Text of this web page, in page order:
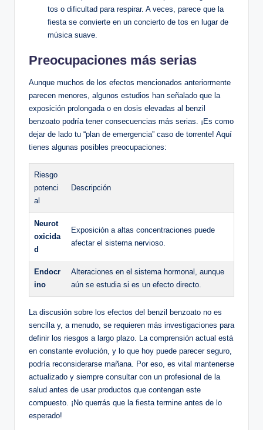
tos o dificultad para respirar. A veces, parece que la
fiesta ⁤se convierte en un​ concierto de tos⁤ en lugar de
música suave.
Preocupaciones más serias
Aunque muchos de los efectos mencionados anteriormente
parecen‍ menores, algunos estudios han​ señalado que la
exposición prolongada o en dosis elevadas al benzil
benzoato podría tener consecuencias más serias. ¡Es⁢ como
dejar de lado tu “plan de emergencia” caso de torrente! Aquí
tienes⁤ algunas posibles preocupaciones:
Riesgo
potenci
al
Descripción
Neurot
oxicida
d
Exposición a altas⁣ concentraciones puede
afectar el sistema nervioso.
Endocr
ino
Alteraciones en el sistema hormonal, aunque
aún se⁢ estudia si es un efecto directo.
La discusión ​sobre los efectos ⁤del benzil benzoato no es
sencilla y, a menudo, se requieren más ⁢investigaciones para
definir los ​riesgos a largo plazo. La comprensión actual está
⁣en⁢ constante evolución,​ y lo que hoy puede parecer seguro,
podría reconsiderarse mañana. ‍Por eso, ⁣es vital mantenerse‍
actualizado y siempre consultar ‍con un profesional de la
salud antes de usar productos que ⁤contengan este⁢
compuesto. ¡No querrás ‌que la fiesta termine antes de lo
esperado!